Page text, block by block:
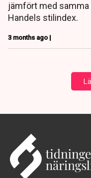
jämfört med samma
Handels stilindex.
3 months ago |